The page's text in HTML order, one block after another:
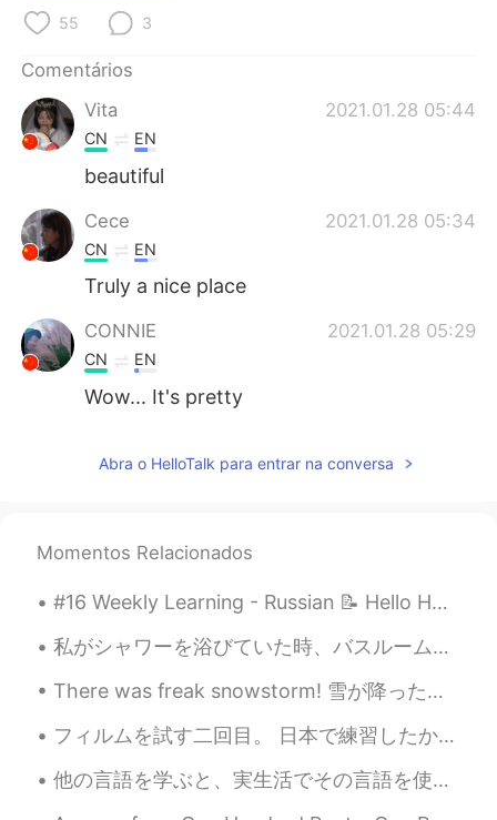
55 3
Comentários
Vita
2021.01.28 05:44
CN EN
beautiful
Cece 2021.01.28 05:34
CN EN
Truly a nice place
CONNIE 2021.01.28 05:29
CN EN
Wow... It's pretty
Abra o HelloTalk para entrar na conversa
Momentos Relacionados
#16 Weekly Learning - Russian 📝 Hello HT friends 😄, Welcome to my weekly learning of 🇰🇷🇯🇵🇷🇺 ❓Qu...
私がシャワーを浴びていた時、バスルームの壁にトカゲが現れました。マンゴーの葉の大きさくらいで、私は悲鳴を上げて、シャワーから寝室にやってきました。私は半分シャワーを浴び、トカゲは私の寝室について...
There was freak snowstorm! 雪が降った！凄く変だ！😳こんな時に普通じゃない。一泊で30センチ降った❗️ 実は雪が大好き。😄✨冬が最高‼️綺麗な国だね。ココア飲みたくな...
フィルムを試す二回目。 日本で練習したから、やっぱり今回の方が上手いと思う。この写真はオレゴンとワシントンで撮った。 My second time trying film photograp...
他の言語を学ぶと、実生活でその言語を使って興奮しますか？私にとって、そうですね。でも、日本人と実生活で日本語で話す時、いつも緊張するようになっています。恥ずかしくなっています。🙈だけど、他の日本...